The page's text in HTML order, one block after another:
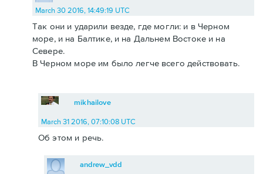
March 30 2016, 14:49:19 UTC
Так они и ударили везде, где могли: и в Черном
море, и на Балтике, и на Дальнем Востоке и на
Севере.
В Черном море им было легче всего действовать.
mikhailove
March 31 2016, 07:10:08 UTC
Об этом и речь.
andrew_vdd